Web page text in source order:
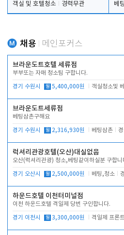
객실 및 호텔청소
경력무관
베팅
채용 메인포커스
브라운도트호텔 세류점
부부또는 자매 청소팀 구합니다.
경기 수원시 월 5,400,000원 객실청소및
브라운도트세류점
베팅삼촌구해요
경기 수원시 월 2,316,930원 베팅삼촌
럭셔리관광호텔(오산)대실없음
오산(럭셔리관광) 청소,베팅같이하실분 구합니
경기 오산시 월 2,500,000원 베팅,청소
하운드호텔 이천터미널점
이천 하운드호텔 격일제 당번 구인합니다.
경기 이천시 월 3,300,000원